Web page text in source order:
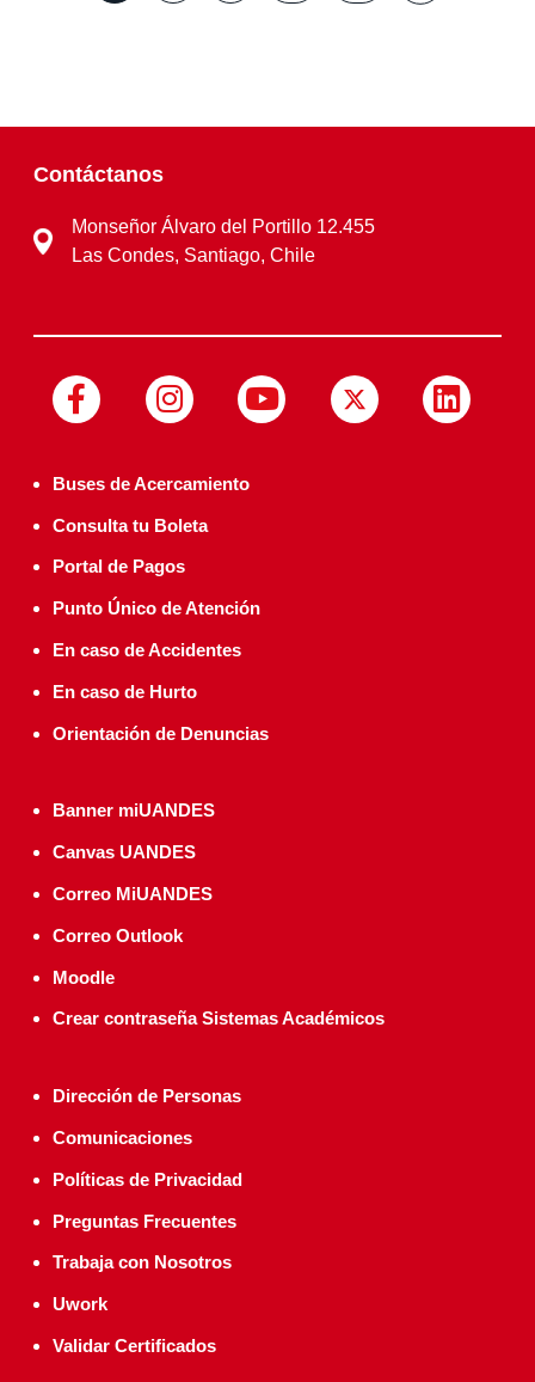
Contáctanos
Monseñor Álvaro del Portillo 12.455
Las Condes, Santiago, Chile
Buses de Acercamiento
Consulta tu Boleta
Portal de Pagos
Punto Único de Atención
En caso de Accidentes
En caso de Hurto
Orientación de Denuncias
Banner miUANDES
Canvas UANDES
Correo MiUANDES
Correo Outlook
Moodle
Crear contraseña Sistemas Académicos
Dirección de Personas
Comunicaciones
Políticas de Privacidad
Preguntas Frecuentes
Trabaja con Nosotros
Uwork
Validar Certificados